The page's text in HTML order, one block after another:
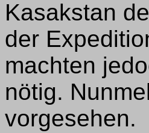
Kasakstan
der
machten
nötig.
vorgesehen.